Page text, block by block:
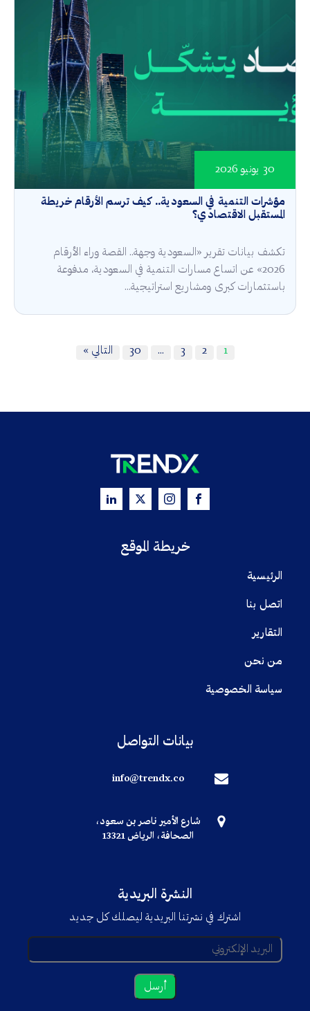
مؤشرات التنمية في السعودية.. كيف ترسم الأرقام خريطة
المستقبل الاقتصادي؟
30 يونيو 2026
تكشف بيانات تقرير «السعودية وجهة.. القصة وراء الأرقام
2026» عن اتساع مسارات التنمية في السعودية، مدفوعة
باستثمارات كبرى ومشاريع استراتيجية...
1
2
3
…
30 التالي »
خريطة الموقع
الرئيسية
اتصل بنا
التقارير
من نحن
سياسة الخصوصية
بيانات التواصل
info@trendx.co
شارع الأمير ناصر بن سعود،
الصحافة، الرياض 13321
النشرة البريدية
اشترك في نشرتنا البريدية ليصلك كل جديد